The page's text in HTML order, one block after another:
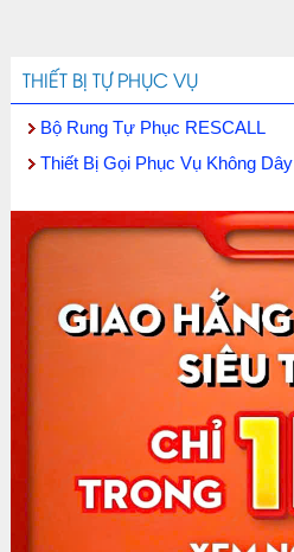
THIẾT BỊ TỰ PHỤC VỤ
Bộ Rung Tự Phục RESCALL
Thiết Bị Gọi Phục Vụ Không Dây